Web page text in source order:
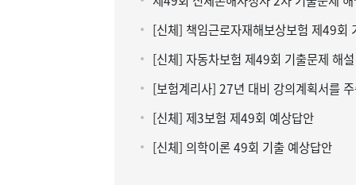
[신체] 자동차보험 제49회 기출문제 해설
[신체] 제3보험 제49회 예상답안
[신체] 의학이론 49회 기출 예상답안